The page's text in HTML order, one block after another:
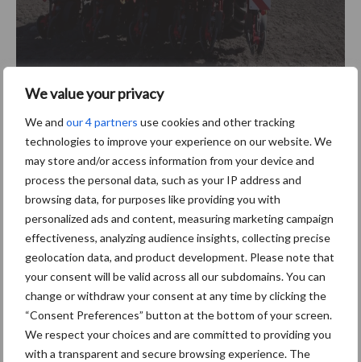
We value your privacy
We and our 4 partners use cookies and other tracking
technologies to improve your experience on our website. We
may store and/or access information from your device and
process the personal data, such as your IP address and
browsing data, for purposes like providing you with
personalized ads and content, measuring marketing campaign
effectiveness, analyzing audience insights, collecting precise
geolocation data, and product development. Please note that
your consent will be valid across all our subdomains. You can
change or withdraw your consent at any time by clicking the
“Consent Preferences” button at the bottom of your screen.
We respect your choices and are committed to providing you
with a transparent and secure browsing experience. The
De redactie kreeg de kans om de presentatie van deze machine in
Zweden bij te wonen. Een uitgebreid verslag hiervan, evenals van
de lancering van enkele belangrijke updates voor de Tempo V 6–
12 zaaimachines in combinatie met de fronttank FH 2200, kan u
lezen in het juni-nummer van vakblad de Loonwerker.
Bron: Väderstad Beeld: Seppe Deckx
Aanbevolen voor jou!
“Hoge verwachtingen van
schijven voor kouters”